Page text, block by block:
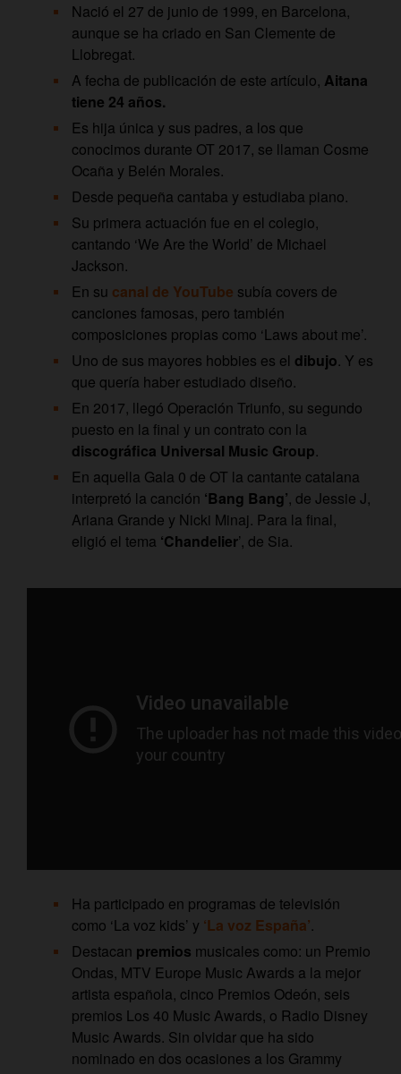
Nació el 27 de junio de 1999, en Barcelona,
aunque se ha criado en San Clemente de
Llobregat.
A fecha de publicación de este artículo, Aitana
tiene 24 años.
Es hija única y sus padres, a los que
conocimos durante OT 2017, se llaman Cosme
Ocaña y Belén Morales.
Desde pequeña cantaba y estudiaba piano.
Su primera actuación fue en el colegio,
cantando ‘We Are the World’ de Michael
Jackson.
En su canal de YouTube subía covers de
canciones famosas, pero también
composiciones propias como ‘Laws about me’.
Uno de sus mayores hobbies es el dibujo. Y es
que quería haber estudiado diseño.
En 2017, llegó Operación Triunfo, su segundo
puesto en la final y un contrato con la
discográfica Universal Music Group.
En aquella Gala 0 de OT la cantante catalana
interpretó la canción ‘Bang Bang’, de Jessie J,
Ariana Grande y Nicki Minaj. Para la final,
eligió el tema ‘Chandelier’, de Sia.
Ha participado en programas de televisión
como ‘La voz kids’ y ‘La voz España’.
Destacan premios musicales como: un Premio
Ondas, MTV Europe Music Awards a la mejor
artista española, cinco Premios Odeón, seis
premios Los 40 Music Awards, o Radio Disney
Music Awards. Sin olvidar que ha sido
nominado en dos ocasiones a los Grammy